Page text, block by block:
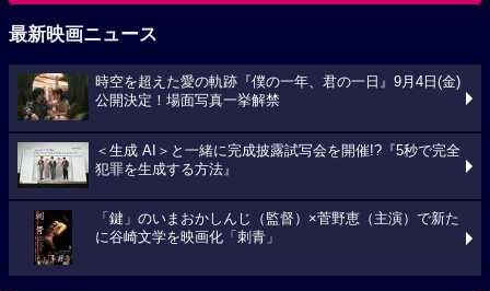
最新映画ニュース
時空を超えた愛の軌跡『僕の一年、君の一日』9月4日(金)
公開決定！場面写真一挙解禁
＜生成 AI＞と一緒に完成披露試写会を開催!?『5秒で完全
犯罪を生成する方法』
「鍵」のいまおかしんじ（監督）×菅野恵（主演）で新た
に谷崎文学を映画化「刺青」